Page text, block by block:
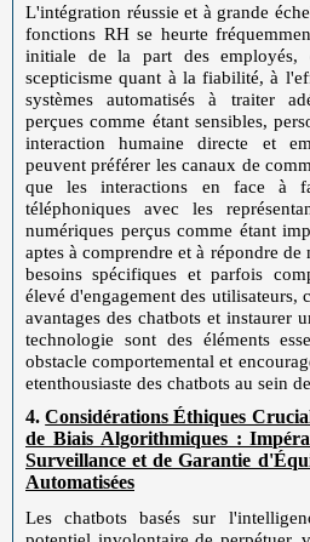
L'intégration réussie et à grande
fonctions RH se heurte
initiale de la part des employés,
scepticisme quant à la fiabilité, à
systèmes automatisés à traiter
perçues comme étant sensibles,
interaction humaine directe et
peuvent préférer les canaux de
que les interactions en face à
téléphoniques avec les
numériques perçus comme étant
aptes à comprendre et à répondre de
besoins spécifiques et parfois
élevé d'engagement des utilisateurs,
avantages des chatbots et instaurer
technologie sont des éléments
obstacle comportemental et
etenthousiaste des chatbots au sein
4.Considérations Éthiques
de Biais Algorithmiques :
Surveillance et de Garantie
Automatisées
Les chatbots basés sur